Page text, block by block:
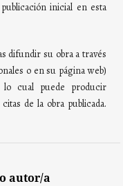
inicial en esta
difundir su obra a través
o en su página web)
cual puede producir
de la obra publicada.
autor/a